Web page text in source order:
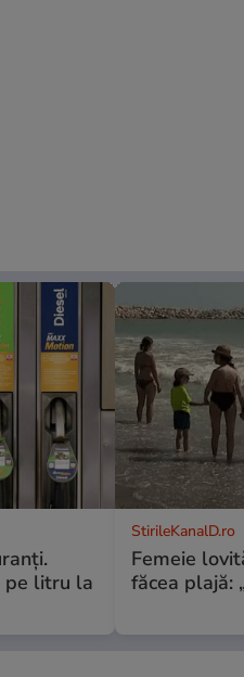
pe litru la
StirileKanalD.ro
Femeie
făcea plajă: